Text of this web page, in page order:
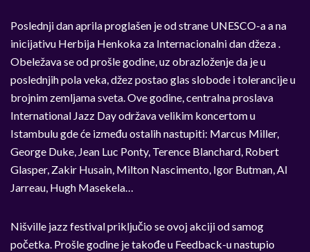
Poslednji dan aprila proglašen je od strane UNESCO-a a na
inicijativu Herbija Henkoka za Internacionalni dan džeza .
Obeležava se od prošle godine, uz obrazloženje da je u
poslednjih pola veka, džez postao glas slobode i tolerancije u
brojnim zemljama sveta. Ove godine, centralna proslava
International Jazz Day održava velikim koncertom u
Istambulu gde će između ostalih nastupiti: Marcus Miller,
George Duke, Jean Luc Ponty, Terence Blanchard, Robert
Glasper, Zakir Husain, Milton Nascimento, Igor Butman, Al
Jarreau, Hugh Masekela…
Nišville jazz festival priključio se ovoj akciji od samog
početka. Prošle godine je takođe u Feedback-u nastupio